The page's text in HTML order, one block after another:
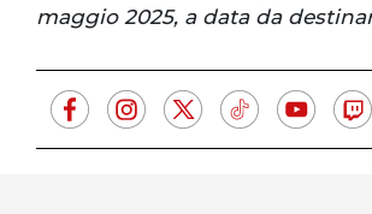
maggio 2025, a data da